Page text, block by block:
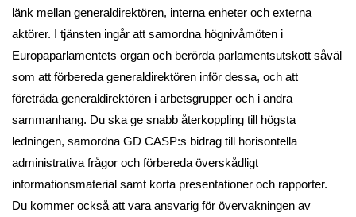
länk mellan generaldirektören, interna enheter och externa
aktörer. I tjänsten ingår att samordna högnivåmöten i
Europaparlamentets organ och berörda parlamentsutskott såväl
som att förbereda generaldirektören inför dessa, och att
företräda generaldirektören i arbetsgrupper och i andra
sammanhang. Du ska ge snabb återkoppling till högsta
ledningen, samordna GD CASP:s bidrag till horisontella
administrativa frågor och förbereda överskådligt
informationsmaterial samt korta presentationer och rapporter.
Du kommer också att vara ansvarig för övervakningen av